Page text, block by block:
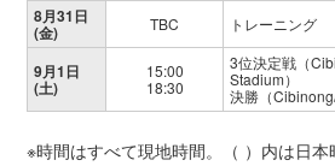
8月31日
(金) TBC トレーニング
9月1日
(土)
15:00
18:30
3位決定戦（
Stadium）
決勝（
※時間はすべて現地時間。（ ）内は日本